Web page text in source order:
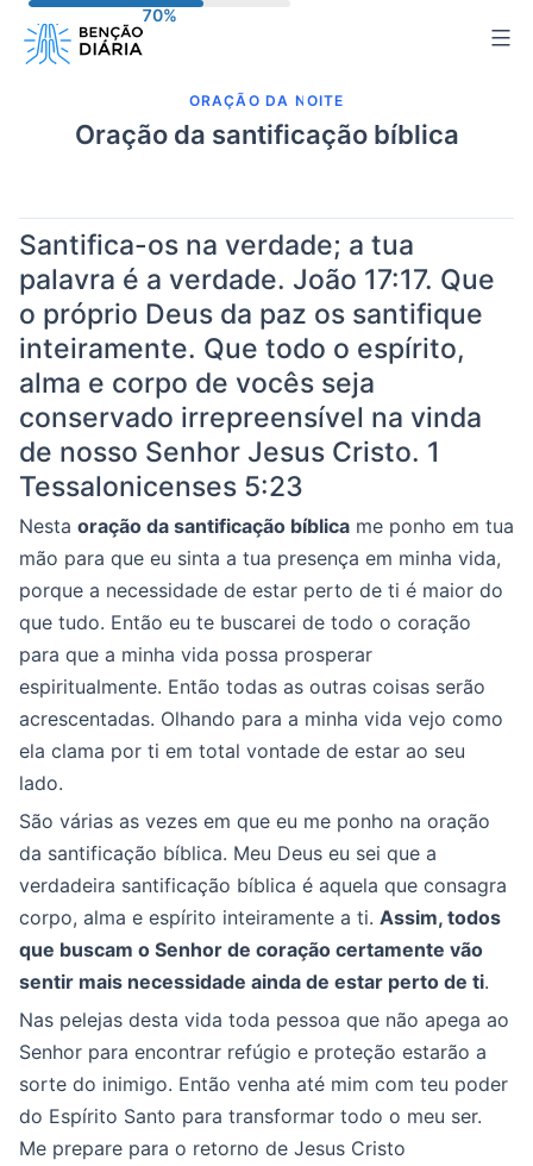
para
conteúdo
ORAÇÃO DA NOITE
Oração da santificação bíblica
Santifica-os na verdade; a tua
palavra é a verdade. João 17:17. Que
o próprio Deus da paz os santifique
inteiramente. Que todo o espírito,
alma e corpo de vocês seja
conservado irrepreensível na vinda
de nosso Senhor Jesus Cristo. 1
Tessalonicenses 5:23
Nesta oração da santificação bíblica me ponho em tua
mão para que eu sinta a tua presença em minha vida,
porque a necessidade de estar perto de ti é maior do
que tudo. Então eu te buscarei de todo o coração
para que a minha vida possa prosperar
espiritualmente. Então todas as outras coisas serão
acrescentadas. Olhando para a minha vida vejo como
ela clama por ti em total vontade de estar ao seu
lado.
São várias as vezes em que eu me ponho na oração
da santificação bíblica. Meu Deus eu sei que a
verdadeira santificação bíblica é aquela que consagra
corpo, alma e espírito inteiramente a ti. Assim, todos
que buscam o Senhor de coração certamente vão
sentir mais necessidade ainda de estar perto de ti.
Nas pelejas desta vida toda pessoa que não apega ao
Senhor para encontrar refúgio e proteção estarão a
sorte do inimigo. Então venha até mim com teu poder
do Espírito Santo para transformar todo o meu ser.
Me prepare para o retorno de Jesus Cristo